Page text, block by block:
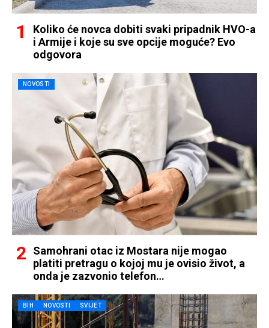
Koliko će novca dobiti svaki pripadnik HVO-a
i Armije i koje su sve opcije moguće? Evo
odgovora
NOVOSTI
Samohrani otac iz Mostara nije mogao
platiti pretragu o kojoj mu je ovisio život, a
onda je zazvonio telefon…
BIH NOVOSTI SVIJET